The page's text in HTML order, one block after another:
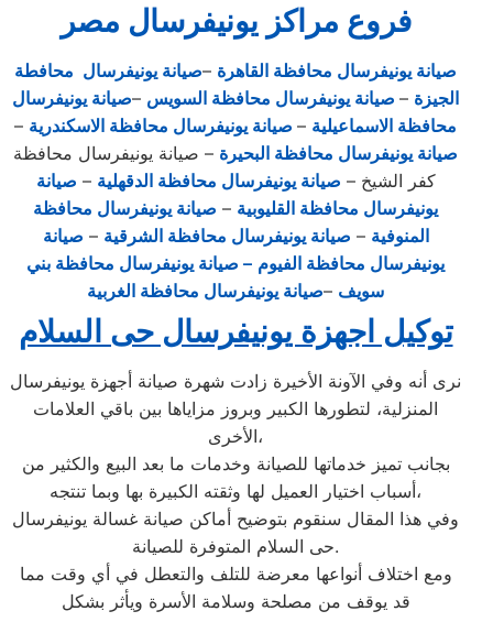
فروع مراكز يونيفرسال مصر
صيانة يونيفرسال محافظة القاهرة –صيانة يونيفرسال محافطة
الجيزة – صيانة يونيفرسال محافظة السويس –صيانة يونيفرسال
محافظة الاسماعيلية – صيانة يونيفرسال محافظة الاسكندرية –
صيانة يونيفرسال محافظة البحيرة – صيانة يونيفرسال محافظة
كفر الشيخ – صيانة يونيفرسال محافظة الدقهلية – صيانة
يونيفرسال محافظة القليوبية – صيانة يونيفرسال محافظة
المنوفية – صيانة يونيفرسال محافظة الشرقية – صيانة
يونيفرسال محافظة الفيوم – صيانة يونيفرسال محافظة بني
سويف –صيانة يونيفرسال محافظة الغربية
توكيل اجهزة يونيفرسال حى السلام
نرى أنه وفي الآونة الأخيرة زادت شهرة صيانة أجهزة يونيفرسال
المنزلية، لتطورها الكبير وبروز مزاياها بين باقي العلامات
الأخرى،
بجانب تميز خدماتها للصيانة وخدمات ما بعد البيع والكثير من
أسباب اختيار العميل لها وثقته الكبيرة بها وبما تنتجه،
وفي هذا المقال سنقوم بتوضيح أماكن صيانة غسالة يونيفرسال
حى السلام المتوفرة للصيانة.
ومع اختلاف أنواعها معرضة للتلف والتعطل في أي وقت مما
قد يوقف من مصلحة وسلامة الأسرة ويأثر بشكل